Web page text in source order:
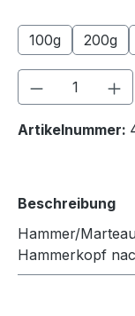
100g 200g
Produkt
Artikelnummer:
Beschreibung
Hammer/
Hammerkopf